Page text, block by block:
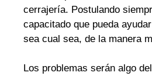
cerrajería. Postulando
capacitado que pueda
sea cual sea, de la manera
Los problemas serán algo